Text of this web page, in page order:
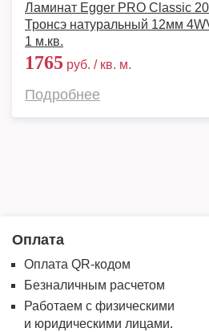
Ламинат Egger PRO Classic
Тронсэ натуральный 12мм
1 м.кв.
1765 руб. / кв. м.
Подробнее
Оплата
Оплата QR-кодом
Безналичным расчетом
Работаем с физическими
и юридическими лицами.